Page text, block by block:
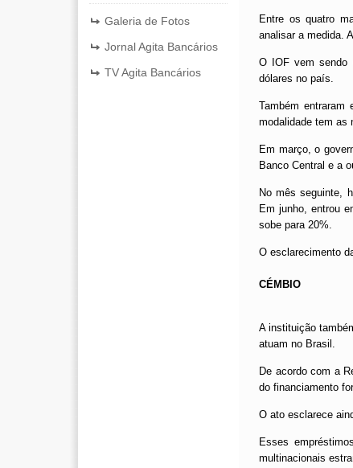
Galeria de Fotos
Jornal Agita Bancários
TV Agita Bancários
Entre os quatro
analisar a medida.
O IOF vem sendo
dólares no país.
Também entraram
modalidade tem as
Em março, o
Banco Central e a
No mês seguinte,
Em junho, entrou
sobe para 20%.
O esclarecimento
CÉMBIO
A instituição
atuam no Brasil.
De acordo com a
do financiamento
O ato esclarece
Esses
multinacionais